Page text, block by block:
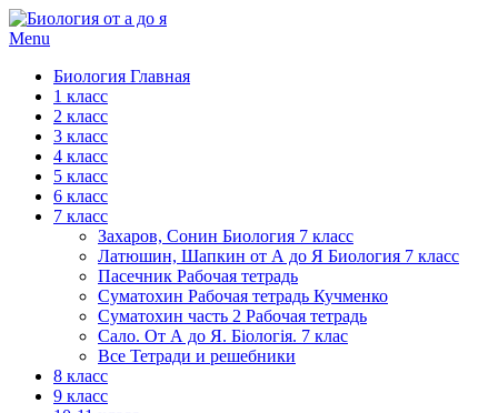
Menu
Биология Главная
1 класс
2 класс
3 класс
4 класс
5 класс
6 класс
7 класс
Захаров, Сонин Биология 7 класс
Латюшин, Шапкин от А до Я Биология 7 класс
Пасечник Рабочая тетрадь
Суматохин Рабочая тетрадь Кучменко
Суматохин часть 2 Рабочая тетрадь
Сало. От А до Я. Біологія. 7 клас
Все Тетради и решебники
8 класс
9 класс